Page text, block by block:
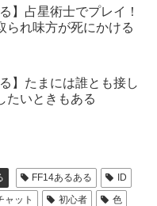
】占星術士でプレイ！
られ味方が死にかける
】たまには誰とも接し
たいときもある
FF14あるある
ID
ャット 初心者
色